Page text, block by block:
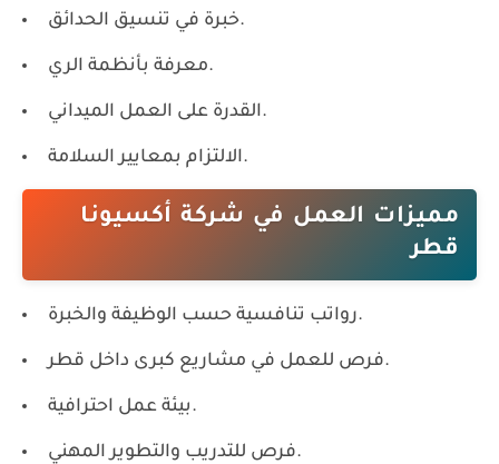
خبرة في تنسيق الحدائق.
معرفة بأنظمة الري.
القدرة على العمل الميداني.
الالتزام بمعايير السلامة.
مميزات العمل في شركة أكسيونا
قطر
رواتب تنافسية حسب الوظيفة والخبرة.
فرص للعمل في مشاريع كبرى داخل قطر.
بيئة عمل احترافية.
فرص للتدريب والتطوير المهني.